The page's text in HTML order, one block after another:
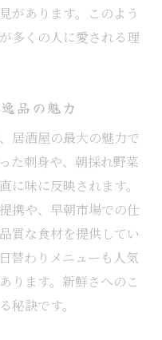
があります。このよう
多くの人に愛される理
品の魅力
居酒屋の最大の魅力で
た刺身や、朝採れ野菜
に味に反映されます。
携や、早朝市場での仕
質な食材を提供してい
替わりメニューも人気
ります。新鮮さへのこ
秘訣です。